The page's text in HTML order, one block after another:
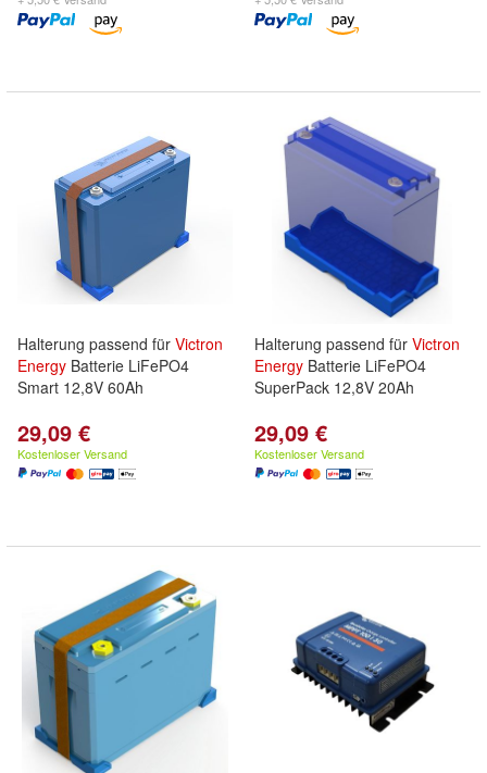
Halterung passend für Victron
Energy Batterie LiFePO4
Smart 12,8V 60Ah
29,09 €
Kostenloser Versand
Halterung passend für Victron
Energy Batterie LiFePO4
SuperPack 12,8V 20Ah
29,09 €
Kostenloser Versand